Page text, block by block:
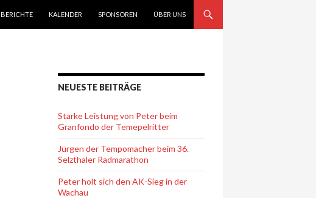
BERICHTE KALENDER SPONSOREN ÜBER UNS
NEUESTE BEITRÄGE
Starke Leistung von Peter beim
Granfondo der Temepelritter
Jürgen der Tempomacher beim 36.
Selzthaler Radmarathon
Peter holt sich den AK-Sieg in der
Wachau